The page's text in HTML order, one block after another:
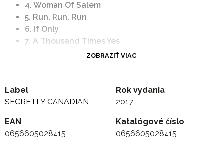
4. Woman Of Salem
5. Run, Run, Run
6. If Only
7. A Thousand Times Yes
11. Women Power
12. Men, Men, Men
ZOBRAZIŤ VIAC
Label
SECRETLY CANADIAN
Rok vydania
2017
EAN
0656605028415
Katalógové číslo
0656605028415